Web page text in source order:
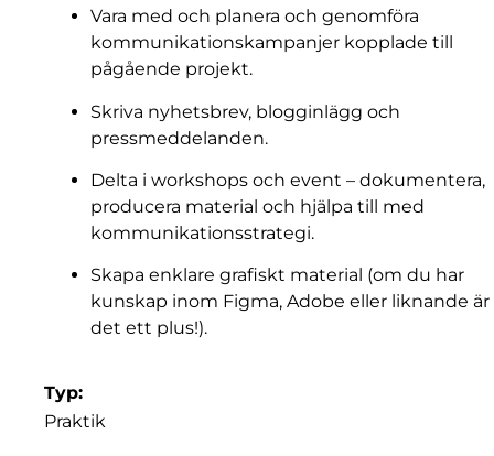
Vara med och planera och genomföra
kommunikationskampanjer kopplade till
pågående projekt.
Skriva nyhetsbrev, blogginlägg och
pressmeddelanden.
Delta i workshops och event – dokumentera,
producera material och hjälpa till med
kommunikationsstrategi.
Skapa enklare grafiskt material (om du har
kunskap inom Figma, Adobe eller liknande är
det ett plus!).
Typ:
Praktik